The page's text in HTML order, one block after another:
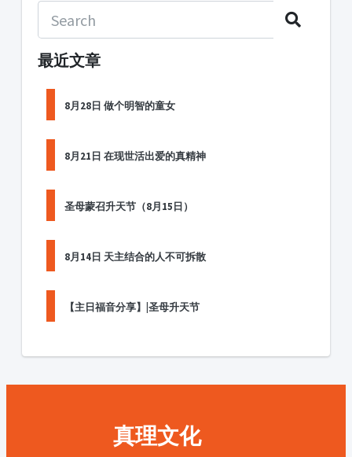
最近文章
8月28日 做个明智的童女
8月21日 在现世活出爱的真精神
圣母蒙召升天节（8月15日）
8月14日 天主结合的人不可拆散
【主日福音分享】|圣母升天节
真理文化